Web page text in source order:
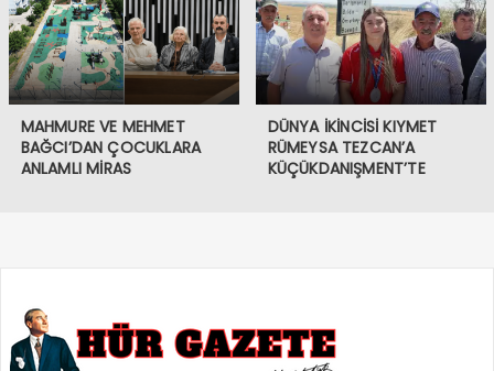
MAHMURE VE MEHMET
BAĞCI’DAN ÇOCUKLARA
ANLAMLI MİRAS
DÜNYA İKİNCİSİ KIYMET
RÜMEYSA TEZCAN’A
KÜÇÜKDANIŞMENT’TE